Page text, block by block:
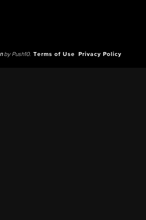
by Push10. Terms of Use Privacy Policy